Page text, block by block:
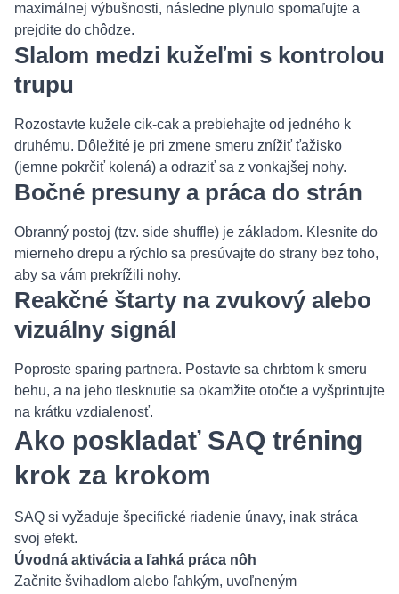
maximálnej výbušnosti, následne plynulo spomaľujte a
prejdite do chôdze.
Slalom medzi kužeľmi s kontrolou
trupu
Rozostavte kužele cik-cak a prebiehajte od jedného k
druhému. Dôležité je pri zmene smeru znížiť ťažisko
(jemne pokrčiť kolená) a odraziť sa z vonkajšej nohy.
Bočné presuny a práca do strán
Obranný postoj (tzv. side shuffle) je základom. Klesnite do
mierneho drepu a rýchlo sa presúvajte do strany bez toho,
aby sa vám prekrížili nohy.
Reakčné štarty na zvukový alebo
vizuálny signál
Poproste sparing partnera. Postavte sa chrbtom k smeru
behu, a na jeho tlesknutie sa okamžite otočte a vyšprintujte
na krátku vzdialenosť.
Ako poskladať SAQ tréning
krok za krokom
SAQ si vyžaduje špecifické riadenie únavy, inak stráca
svoj efekt.
Úvodná aktivácia a ľahká práca nôh
Začnite švihadlom alebo ľahkým, uvoľneným